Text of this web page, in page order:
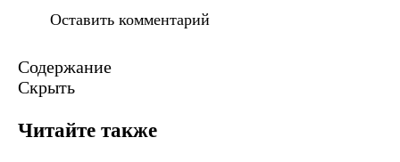
Содержание
Скрыть
Читайте также